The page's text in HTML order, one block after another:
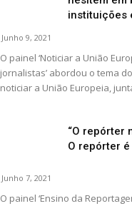
instituições
Junho 9, 2021
O painel ‘Noticiar a União
jornalistas’ abordou o tema
noticiar a União Europeia,
“O repórter
O repórter
Junho 7, 2021
O painel ‘Ensino da